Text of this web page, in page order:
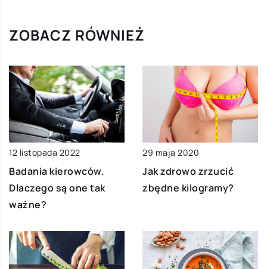
ZOBACZ RÓWNIEŻ
12 listopada 2022
Badania kierowców.
Dlaczego są one tak
ważne?
29 maja 2020
Jak zdrowo zrzucić
zbędne kilogramy?